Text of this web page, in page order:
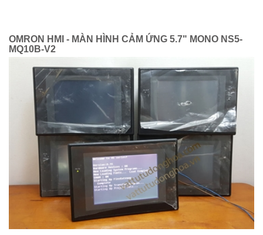
OMRON HMI - MÀN HÌNH CẢM ỨNG 5.7" MONO NS5-
MQ10B-V2